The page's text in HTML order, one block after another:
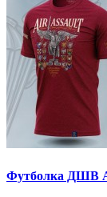
Футболка ДШВ